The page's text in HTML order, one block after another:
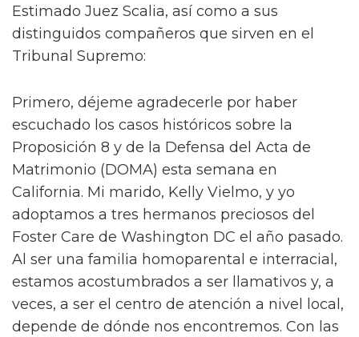
Estimado Juez Scalia, así como a sus
distinguidos compañeros que sirven en el
Tribunal Supremo:
Primero, déjeme agradecerle por haber
escuchado los casos históricos sobre la
Proposición 8 y de la Defensa del Acta de
Matrimonio (DOMA) esta semana en
California. Mi marido, Kelly Vielmo, y yo
adoptamos a tres hermanos preciosos del
Foster Care de Washington DC el año pasado.
Al ser una familia homoparental e interracial,
estamos acostumbrados a ser llamativos y, a
veces, a ser el centro de atención a nivel local,
depende de dónde nos encontremos. Con las